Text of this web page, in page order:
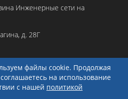
д. 28Г
файлы cookie. Продолжая
на использование
с нашей политикой